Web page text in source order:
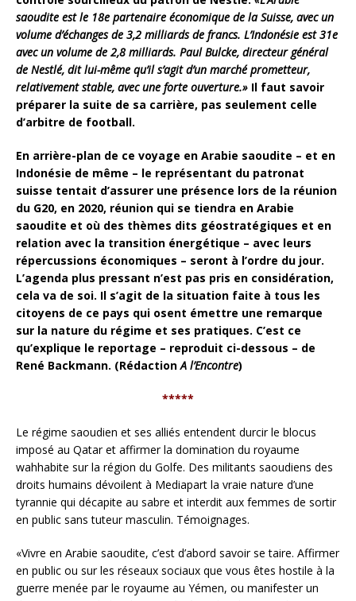
saoudite est le 18e partenaire économique de la Suisse, avec un
volume d’échanges de 3,2 milliards de francs. L’Indonésie est 31e
avec un volume de 2,8 milliards. Paul Bulcke, directeur général
de Nestlé, dit lui-même qu’il s’agit d’un marché prometteur,
relativement stable, avec une forte ouverture.» Il faut savoir
préparer la suite de sa carrière, pas seulement celle
d’arbitre de football.
En arrière-plan de ce voyage en Arabie saoudite – et en
Indonésie de même – le représentant du patronat
suisse tentait d’assurer une présence lors de la réunion
du G20, en 2020, réunion qui se tiendra en Arabie
saoudite et où des thèmes dits géostratégiques et en
relation avec la transition énergétique – avec leurs
répercussions économiques – seront à l’ordre du jour.
L’agenda plus pressant n’est pas pris en considération,
cela va de soi. Il s’agit de la situation faite à tous les
citoyens de ce pays qui osent émettre une remarque
sur la nature du régime et ses pratiques. C’est ce
qu’explique le reportage – reproduit ci-dessous – de
René Backmann. (RédactionA l’Encontre)
*****
Le régime saoudien et ses alliés entendent durcir le blocus
imposé au Qatar et affirmer la domination du royaume
wahhabite sur la région du Golfe. Des militants saoudiens des
droits humains dévoilent à Mediapart la vraie nature d’une
tyrannie qui décapite au sabre et interdit aux femmes de sortir
en public sans tuteur masculin. Témoignages.
«Vivre en Arabie saoudite, c’est d’abord savoir se taire. Affirmer
en public ou sur les réseaux sociaux que vous êtes hostile à la
guerre menée par le royaume au Yémen, ou manifester un